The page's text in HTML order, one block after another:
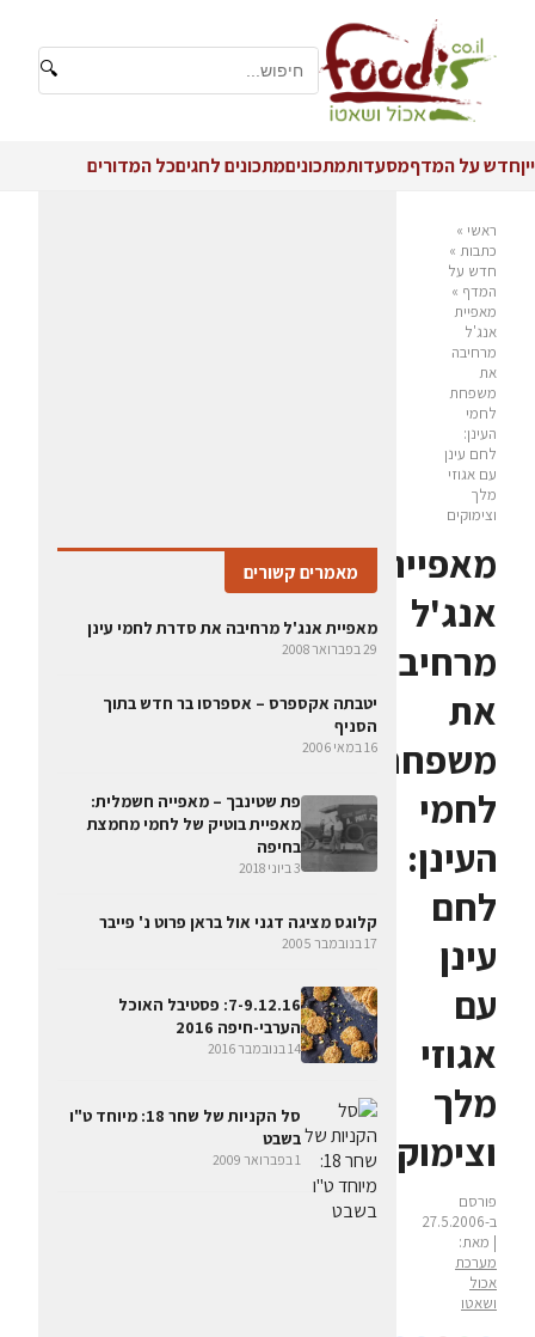
🔍
ייןחדש על המדףמסעדותמתכוניםמתכונים לחגיםכל המדורים
ראשי »
כתבות »
חדש על
המדף »
מאפיית
אנג'ל
מרחיבה
את
משפחת
לחמי
העינן:
לחם עינן
עם אגוזי
מלך
וצימוקים
מאפיית
אנג'ל
מרחיבה
את
משפחת
לחמי
העינן:
לחם
עינן
עם
אגוזי
מלך
וצימוקים
פורסם
ב-27.5.2006
| מאת:
מערכת
אכול
ושאטו
מאמרים קשורים
מאפיית אנג'ל מרחיבה את סדרת לחמי עינן
29 בפברואר 2008
יטבתה אקספרס – אספרסו בר חדש בתוך
הסניף
16 במאי 2006
פת שטינבך – מאפייה חשמלית:
מאפיית בוטיק של לחמי מחמצת
בחיפה
3 ביוני 2018
קלוגס מציגה דגני אול בראן פרוט נ' פייבר
17 בנובמבר 2005
7-9.12.16: פסטיבל האוכל
הערבי-חיפה 2016
14 בנובמבר 2016
סל הקניות של שחר 18: מיוחד ט"ו
בשבט
1 בפברואר 2009